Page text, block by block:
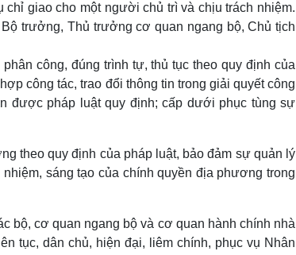
giao cho một người chủ trì và chịu trách nhiệm.
trưởng, Thủ trưởng cơ quan ngang bộ, Chủ tịch
công, đúng trình tự, thủ tục theo quy định của
công tác, trao đổi thông tin trong giải quyết công
được pháp luật quy định; cấp dưới phục tùng sự
theo quy định của pháp luật, bảo đảm sự quản lý
sáng tạo của chính quyền địa phương trong
bộ, cơ quan ngang bộ và cơ quan hành chính nhà
tục, dân chủ, hiện đại, liêm chính, phục vụ Nhân